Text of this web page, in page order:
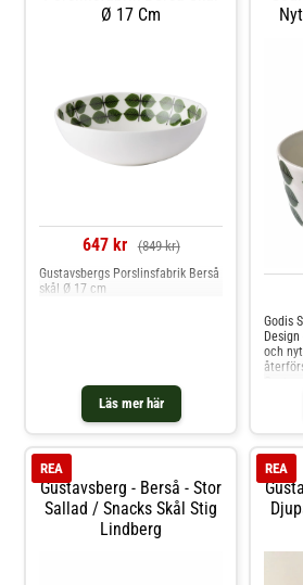
Ø 17 Cm
647 kr (849 kr)
Läs mer här
Gustavsbergs Porslinsfabrik Berså
skål Ø 17 cm
Godis
och
från
Gustavsberg - Berså - Stor
Sallad / Snacks Skål Stig
Lindberg
REA REA